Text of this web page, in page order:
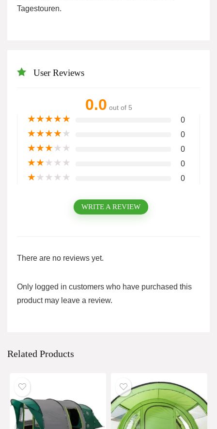
Tagestouren.
User Reviews
0.0 out of 5
★★★★★ 0
★★★★★ 0
★★★★★ 0
★★★★★ 0
★★★★★ 0
WRITE A REVIEW
There are no reviews yet.
Only logged in customers who have purchased this
product may leave a review.
Related Products